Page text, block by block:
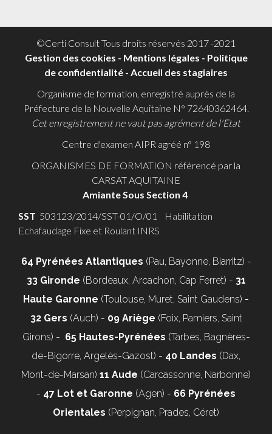
©Certi Consult Tous droits réservés 2017 -2021
Gestion des cookies - Mentions légales - Politique
de confidentialité - Accueil des stagiaires
Organisme de formation, enregistré auprès de la
Préfecture de la Nouvelle Aquitaine N° 72640362464.
Cet enregistrement ne vaut pas agrément de l'Etat
Centre d'examen AIPR agréé n° 198
ORGANISMES DE FORMATION référencé par la
CARSAT AQUITAINE
Amiante Sous Section 4
SST 503123/2014/SST-01/O/01 Habilitation
Echafaudage Fixe et Roulant INRS
64 Pyrénées Atlantiques (Pau, Bayonne, Biarritz) -
33 Gironde (Bordeaux, Arcachon, Cap Ferret) - 31
Haute Garonne (Toulouse, Muret, Saint Gaudens) -
32 Gers (Auch) - 09 Ariège (Foix, Pamiers, Saint
Girons) - 65 Hautes-Pyrénées (Tarbes, Bagnères-
de-Bigorre, Argelès-Gazost) - 40 Landes (Dax,
Mont-de-Marsan) 11 Aude (Carcassonne, Narbonne)
- 47 Lot et Garonne (Agen) - 66 Pyrénées
Orientales (Perpignan, Prades, Céret)